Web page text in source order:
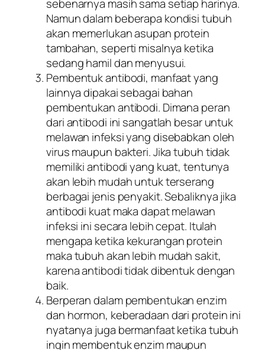
sebenarnya masih sama setiap harinya.
Namun dalam beberapa kondisi tubuh
akan memerlukan asupan protein
tambahan, seperti misalnya ketika
sedang hamil dan menyusui.
Pembentuk antibodi, manfaat yang
lainnya dipakai sebagai bahan
pembentukan antibodi. Dimana peran
dari antibodi ini sangatlah besar untuk
melawan infeksi yang disebabkan oleh
virus maupun bakteri. Jika tubuh tidak
memiliki antibodi yang kuat, tentunya
akan lebih mudah untuk terserang
berbagai jenis penyakit. Sebaliknya jika
antibodi kuat maka dapat melawan
infeksi ini secara lebih cepat. Itulah
mengapa ketika kekurangan protein
maka tubuh akan lebih mudah sakit,
karena antibodi tidak dibentuk dengan
baik.
Berperan dalam pembentukan enzim
dan hormon, keberadaan dari protein ini
nyatanya juga bermanfaat ketika tubuh
ingin membentuk enzim maupun